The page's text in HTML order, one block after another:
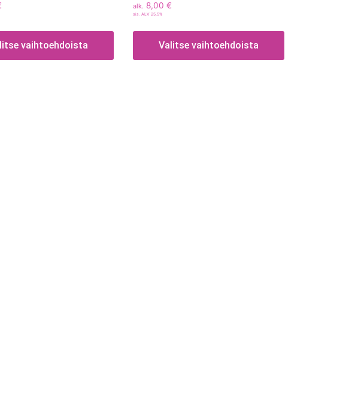
vaihtoehdoista
alk. 8,00 €
sis. ALV 25,5%
Valitse vaihtoehdoista